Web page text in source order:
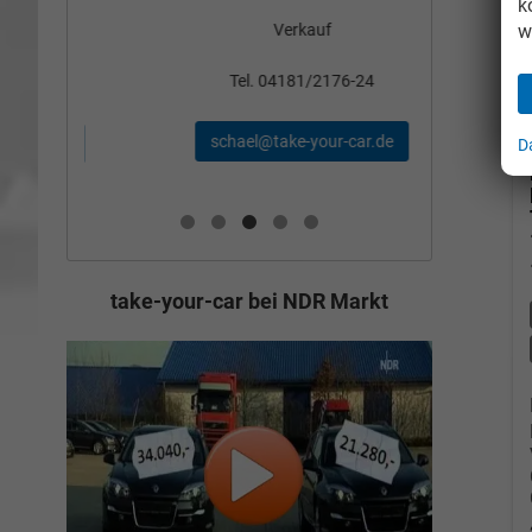
Verkauf
Tel. 04181/2176-24
schael@take-your-car.de
take-your-car bei NDR Markt